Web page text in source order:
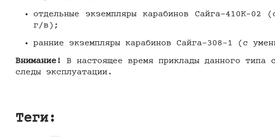
отдельные экземпляры карабинов Сайга-410К-
г/в);
ранние экземпляры карабинов Сайга-308-1 (с
Внимание! В настоящее время приклады данного типа
следы эксплуатации.
Теги: